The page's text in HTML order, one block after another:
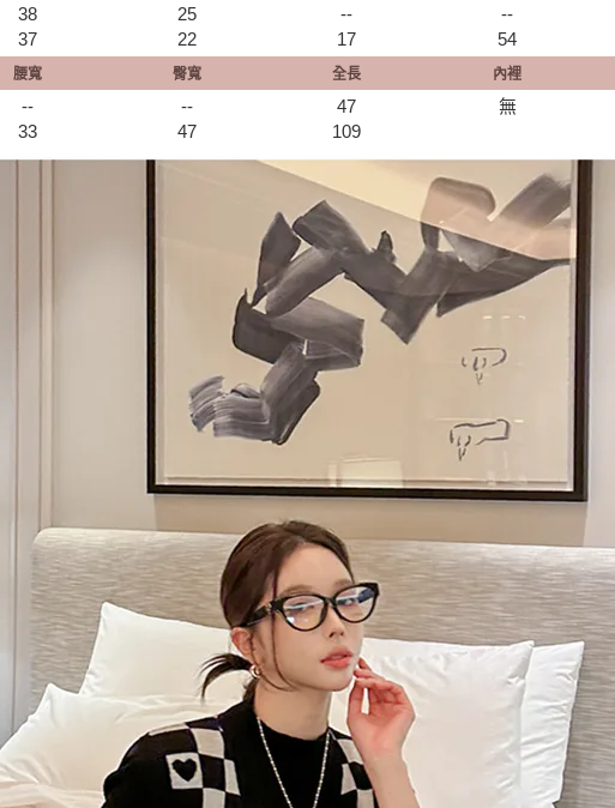
38
37
25
22
--
17
--
54
腰寬 臀寬 全長 內裡
--
33
--
47
47
109
無